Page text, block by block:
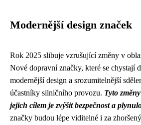
Modernější design značek
Rok 2025 slibuje vzrušující změny v
Nové dopravní značky, které se chystají
modernější design a srozumitelnější
účastníky silničního provozu. Tyto
jejich cílem je zvýšit bezpečnost a
značky budou lépe viditelné i za